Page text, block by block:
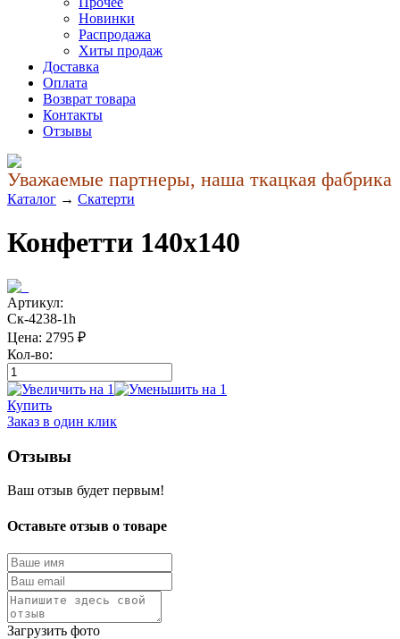
Новинки
Распродажа
Хиты продаж
Доставка
Оплата
Возврат товара
Контакты
Отзывы
партнеры, наша ткацкая фабрика
Каталог → Скатерти
Конфетти 140x140
Артикул:
Ск-4238-1h
Цена: 2795 ₽
Кол-во:
Купить
Заказ в один клик
Отзывы
Ваш отзыв будет первым!
Оставьте отзыв о товаре
Загрузить фото